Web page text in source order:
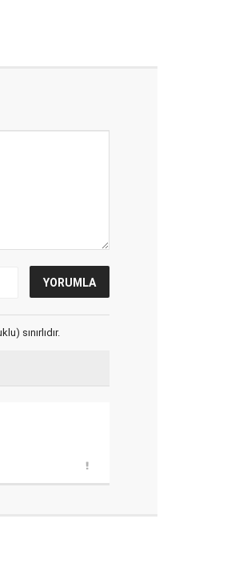
sınırlıdır.